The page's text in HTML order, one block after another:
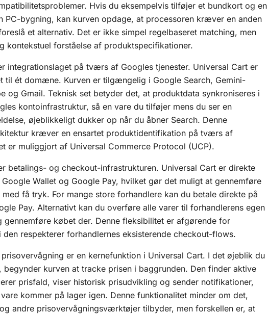
Hvis du eksempelvis tilføjer et bundkort og en
PC-bygning, kan kurven opdage, at processoren kræver en anden
et alternativ. Det er ikke simpel regelbaseret matching, men
kontekstuel forståelse af produktspecifikationer.
integrationslaget på tværs af Googles tjenester. Universal Cart er
til ét domæne. Kurven er tilgængelig i Google Search, Gemini-
og Gmail. Teknisk set betyder det, at produktdata synkroniseres i
kontoinfrastruktur, så en vare du tilføjer mens du ser en
øjeblikkeligt dukker op når du åbner Search. Denne
kræver en ensartet produktidentifikation på tværs af
er muliggjort af Universal Commerce Protocol (UCP).
betalings- og checkout-infrastrukturen. Universal Cart er direkte
Wallet og Google Pay, hvilket gør det muligt at gennemføre
få tryk. For mange store forhandlere kan du betale direkte på
Pay. Alternativt kan du overføre alle varer til forhandlerens egen
gennemføre købet der. Denne fleksibilitet er afgørende for
respekterer forhandlernes eksisterende checkout-flows.
er en kernefunktion i Universal Cart. I det øjeblik du
begynder kurven at tracke prisen i baggrunden. Den finder aktive
prisfald, viser historisk prisudvikling og sender notifikationer,
kommer på lager igen. Denne funktionalitet minder om det,
andre prisovervågningsværktøjer tilbyder, men forskellen er, at